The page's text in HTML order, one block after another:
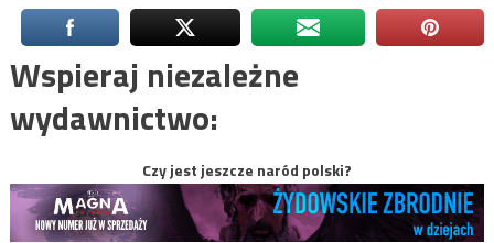
Wspieraj niezależne
wydawnictwo:
Czy jest jeszcze naród polski?